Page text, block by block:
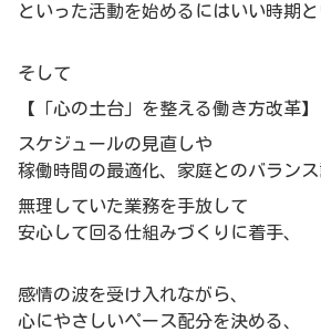
といった活動を始めるにはいい時期と
そして
【「心の土台」を整える働き方改革】
スケジュールの見直しや
稼働時間の最適化、家庭とのバランス
無理していた業務を手放して
安心して回る仕組みづくりに着手、
感情の波を受け入れながら、
心にやさしいペース配分を決める、